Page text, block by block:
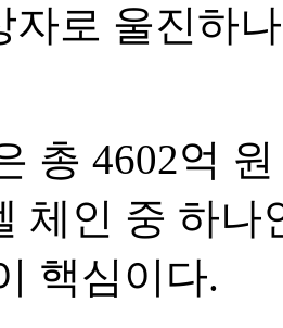
자로 울진하
총 4602억
체인 중 하
핵심이다.